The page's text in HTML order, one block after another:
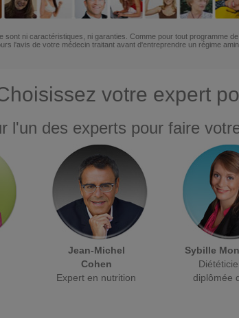
ni caractéristiques, ni garanties. Comme pour tout programme
l'avis de votre médecin traitant avant d'entreprendre un régime
votre expert
l'un des experts pour faire
Jean-Michel
Cohen
Expert en nutrition
Sybille
diplômée